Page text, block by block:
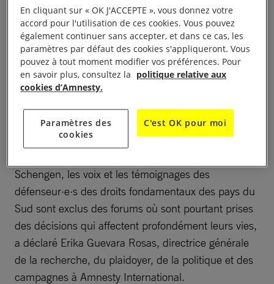
aux risques encourus en raison de leur travail.
Ces défenseur·e·s des droits humains sont pour la
plupart racisés, en tant que personnes noires,
asiatiques et/ou musulmanes, et les répercussions
négatives sur leur mobilité équivaut à une
discrimination indirecte, selon l’analyse d’Amnesty
International.
Schengen, les voix et les témoignages des
défenseur·e·s des droits fondamentaux des pays du
Sud sont exclus des forums où sont pourtant prises
des décisions qui affectent profondément leurs vies,
a déclaré Erika Guevara Rosas, directrice générale
de la recherche, du plaidoyer, de la politique et des
campagnes à Amnesty International.
En cliquant sur « OK J'ACCEPTE », vous donnez votre
accord pour l'utilisation de ces cookies. Vous pouvez
également continuer sans accepter, et dans ce cas, les
paramètres par défaut des cookies s'appliqueront. Vous
pouvez à tout moment modifier vos préférences. Pour
en savoir plus, consultez la politique relative aux
cookies d’Amnesty.
Paramètres des
cookies
C'est OK pour moi